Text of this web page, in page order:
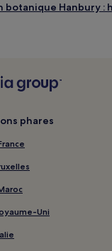
botanique Hanbury :
: hôtels Hôtels
de Bordighera :
phares
Uni